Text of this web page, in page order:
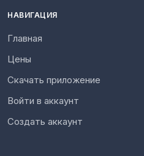
НАВИГАЦИЯ
Главная
Цены
Скачать приложение
Войти в аккаунт
Создать аккаунт